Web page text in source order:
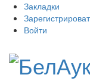
Закладки
Войти